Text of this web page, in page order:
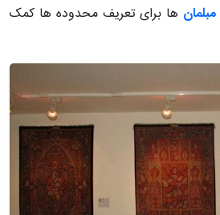
مبلمان ها برای تعریف محدوده ها کمک